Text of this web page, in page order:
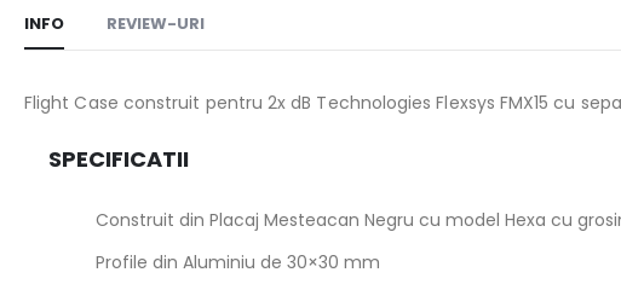
beginning
of
images
INFO
Flight Case construit pentru 2x dB Technologies Flexsys FMX15 cu
SPECIFICATII
Construit din Placaj Mesteacan Negru cu model Hexa cu
Profile din Aluminiu de 30×30 mm
REVIEW-URI